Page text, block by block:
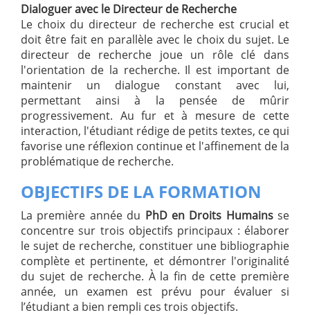
Dialoguer avec le Directeur de Recherche
Le choix du directeur de recherche est crucial et
doit être fait en parallèle avec le choix du sujet. Le
directeur de recherche joue un rôle clé dans
l'orientation de la recherche. Il est important de
maintenir un dialogue constant avec lui,
permettant ainsi à la pensée de mûrir
progressivement. Au fur et à mesure de cette
interaction, l'étudiant rédige de petits textes, ce qui
favorise une réflexion continue et l'affinement de la
problématique de recherche.
OBJECTIFS DE LA FORMATION
La première année du PhD en Droits Humainsse
concentre sur trois objectifs principaux : élaborer
le sujet de recherche, constituer une bibliographie
complète et pertinente, et démontrer l'originalité
du sujet de recherche. À la fin de cette première
année, un examen est prévu pour évaluer si
l’étudiant a bien rempli ces trois objectifs.